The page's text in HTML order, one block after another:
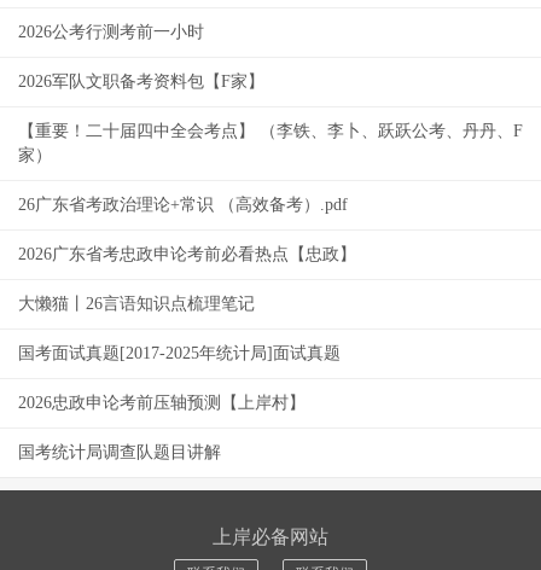
2026公考行测考前一小时
2026军队文职备考资料包【F家】
【重要！二十届四中全会考点】 （李铁、李卜、跃跃公考、丹丹、F
家）
26广东省考政治理论+常识 （高效备考）.pdf
2026广东省考忠政申论考前必看热点【忠政】
大懒猫丨26言语知识点梳理笔记
国考面试真题[2017-2025年统计局]面试真题
2026忠政申论考前压轴预测【上岸村】
国考统计局调查队题目讲解
上岸必备网站